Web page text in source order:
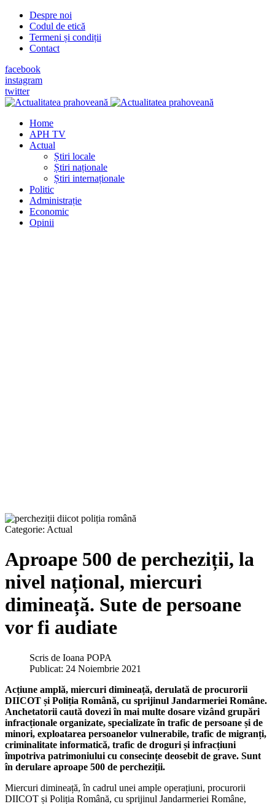
Despre noi
Codul de etică
Termeni și condiții
Contact
facebook
instagram
twitter
Home
APH TV
Actual
Știri locale
Știri naționale
Știri internaționale
Politic
Administrație
Economic
Opinii
Categorie: Actual
Aproape 500 de percheziții, la
nivel național, miercuri
dimineață. Sute de persoane
vor fi audiate
Scris de Ioana POPA
Publicat: 24 Noiembrie 2021
Acțiune amplă, miercuri dimineață, derulată de procurorii
DIICOT și Poliția Română, cu sprijinul Jandarmeriei Române.
Anchetatorii caută dovezi în mai multe dosare vizând grupări
infracționale organizate, specializate în trafic de persoane și de
minori, exploatarea persoanelor vulnerabile, trafic de migranți,
criminalitate informatică, trafic de droguri și infracțiuni
împotriva patrimoniului cu consecințe deosebit de grave. Sunt
în derulare aproape 500 de percheziții.
Miercuri dimineață, în cadrul unei ample operațiuni, procurorii
DIICOT și Poliția Română, cu sprijinul Jandarmeriei Române,